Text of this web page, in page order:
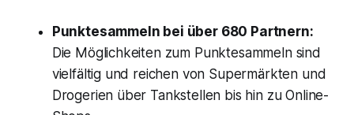
Punktesammeln bei über 680 Partnern:
Die Möglichkeiten zum Punktesammeln sind
vielfältig und reichen von Supermärkten und
Drogerien über Tankstellen bis hin zu Online-